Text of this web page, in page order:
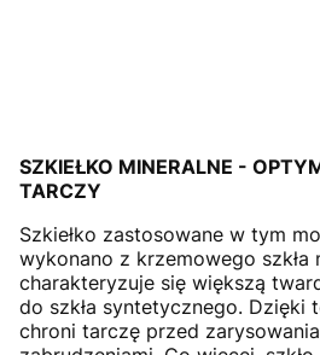
SZKIEŁKO MINERALNE -
TARCZY
Szkiełko zastosowane w tym
wykonano z krzemowego szkła
charakteryzuje się większą
do szkła syntetycznego. Dzięki
chroni tarczę przed